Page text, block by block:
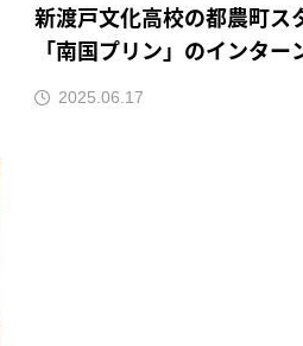
新渡戸文化高校の都農町ス
「南国プリン」のインター
2025.06.17